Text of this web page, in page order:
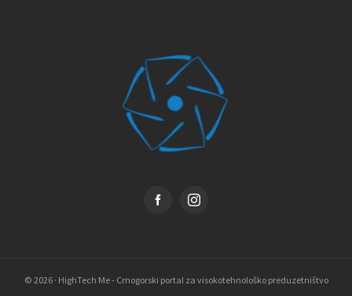
© 2026 · HighTech Me - Crnogorski portal za visokotehnološko preduzetništvo